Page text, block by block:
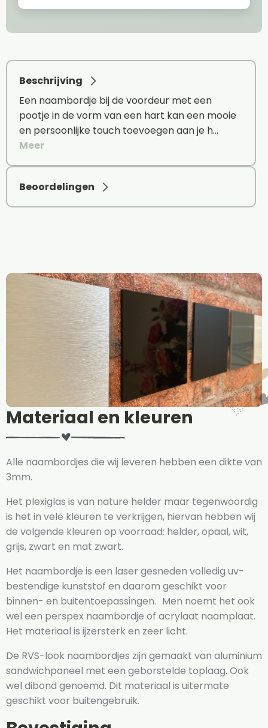
Beschrijving
Een naambordje bij de voordeur met een
pootje in de vorm van een hart kan een mooie
en persoonlijke touch toevoegen aan je h…
Meer
Beoordelingen
Materiaal en kleuren
Alle naambordjes die wij leveren hebben een dikte van
3mm.
Het plexiglas is van nature helder maar tegenwoordig
is het in vele kleuren te verkrijgen, hiervan hebben wij
de volgende kleuren op voorraad: helder, opaal, wit,
grijs, zwart en mat zwart.
Het naambordje is een laser gesneden volledig uv-
bestendige kunststof en daarom geschikt voor
binnen- en buitentoepassingen. Men noemt het ook
wel een perspex naambordje of acrylaat naamplaat.
Het materiaal is ijzersterk en zeer licht.
De RVS-look naambordjes zijn gemaakt van aluminium
sandwichpaneel met een geborstelde toplaag. Ook
wel dibond genoemd. Dit materiaal is uitermate
geschikt voor buitengebruik.